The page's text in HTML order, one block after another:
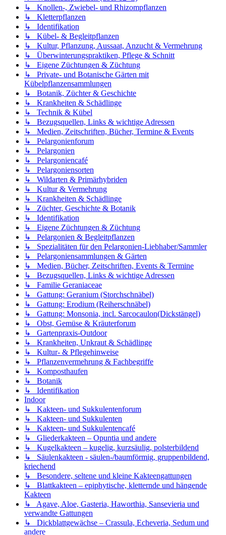
↳ Knollen-, Zwiebel- und Rhizompflanzen
↳ Kletterpflanzen
↳ Identifikation
↳ Kübel- & Begleitpflanzen
↳ Kultur, Pflanzung, Aussaat, Anzucht & Vermehrung
↳ Überwinterungspraktiken, Pflege & Schnitt
↳ Eigene Züchtungen & Züchtung
↳ Private- und Botanische Gärten mit
Kübelpflanzensammlungen
↳ Botanik, Züchter & Geschichte
↳ Krankheiten & Schädlinge
↳ Technik & Kübel
↳ Bezugsquellen, Links & wichtige Adressen
↳ Medien, Zeitschriften, Bücher, Termine & Events
↳ Pelargonienforum
↳ Pelargonien
↳ Pelargoniencafé
↳ Pelargoniensorten
↳ Wildarten & Primärhybriden
↳ Kultur & Vermehrung
↳ Krankheiten & Schädlinge
↳ Züchter, Geschichte & Botanik
↳ Identifikation
↳ Eigene Züchtungen & Züchtung
↳ Pelargonien & Begleitpflanzen
↳ Spezialitäten für den Pelargonien-Liebhaber/Sammler
↳ Pelargoniensammlungen & Gärten
↳ Medien, Bücher, Zeitschriften, Events & Termine
↳ Bezugsquellen, Links & wichtige Adressen
↳ Familie Geraniaceae
↳ Gattung: Geranium (Storchschnäbel)
↳ Gattung: Erodium (Reiherschnäbel)
↳ Gattung: Monsonia, incl. Sarcocaulon(Dickstängel)
↳ Obst, Gemüse & Kräuterforum
↳ Gartenpraxis-Outdoor
↳ Krankheiten, Unkraut & Schädlinge
↳ Kultur- & Pflegehinweise
↳ Pflanzenvermehrung & Fachbegriffe
↳ Komposthaufen
↳ Botanik
↳ Identifikation
Indoor
↳ Kakteen- und Sukkulentenforum
↳ Kakteen- und Sukkulenten
↳ Kakteen- und Sukkulentencafé
↳ Gliederkakteen – Opuntia und andere
↳ Kugelkakteen – kugelig, kurzsäulig, polsterbildend
↳ Säulenkakteen - säulen-/baumförmig, gruppenbildend,
kriechend
↳ Besondere, seltene und kleine Kakteengattungen
↳ Blattkakteen – epiphytische, kletternde und hängende
Kakteen
↳ Agave, Aloe, Gasteria, Haworthia, Sansevieria und
verwandte Gattungen
↳ Dickblattgewächse – Crassula, Echeveria, Sedum und
andere